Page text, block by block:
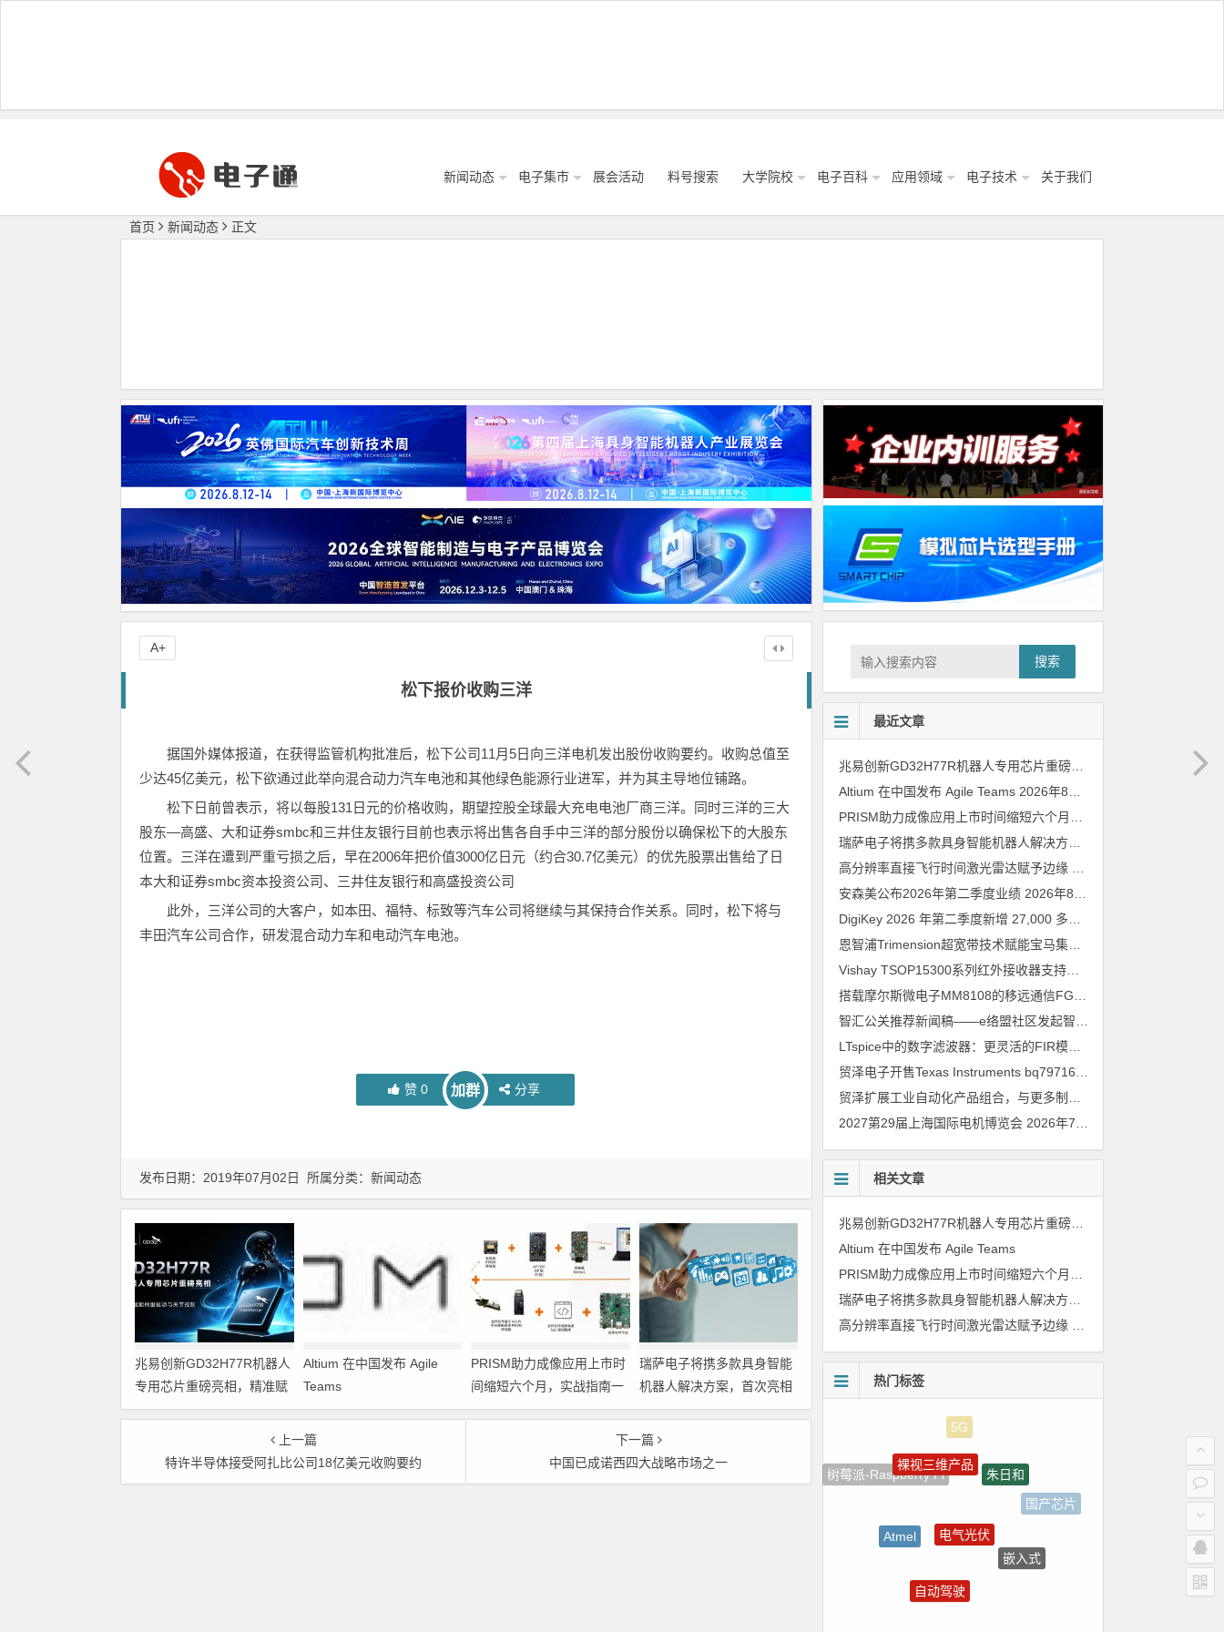
新闻动态 电子集市 展会活动 料号搜索 大学院校 电子百科 应用领域 电子技术 关于我们
首页 新闻动态 正文
松下报价收购三洋
据国外媒体报道，在获得监管机构批准后，松下公司11月5日向三洋电机发出股份收购要约。收购总值至
少达45亿美元，松下欲通过此举向混合动力汽车电池和其他绿色能源行业进军，并为其主导地位铺路。
松下日前曾表示，将以每股131日元的价格收购，期望控股全球最大充电电池厂商三洋。同时三洋的三大
股东—高盛、大和证券smbc和三井住友银行目前也表示将出售各自手中三洋的部分股份以确保松下的大股东
位置。三洋在遭到严重亏损之后，早在2006年把价值3000亿日元（约合30.7亿美元）的优先股票出售给了日
本大和证券smbc资本投资公司、三井住友银行和高盛投资公司
此外，三洋公司的大客户，如本田、福特、标致等汽车公司将继续与其保持合作关系。同时，松下将与
丰田汽车公司合作，研发混合动力车和电动汽车电池。
赞0 加群 分享
A+
发布日期：2019年07月02日 所属分类： 新闻动态
兆易创新GD32H77R机器人
专用芯片重磅亮相，精准赋
能伺服驱动与关节控制
Altium 在中国发布 Agile
Teams
PRISM助力成像应用上市时
间缩短六个月，实战指南一
文解读
瑞萨电子将携多款具身智能
机器人解决方案，首次亮相
2026中国具身智能机器人产
业大会
上一篇
特许半导体接受阿扎比公司18亿美元收购要约
下一篇
中国已成诺西四大战略市场之一
搜索
最近文章
兆易创新GD32H77R机器人专用芯片重磅亮相，精准赋能伺服驱动与关节控制
Altium 在中国发布 Agile Teams 2026年8月6日
安森美公布2026年第二季度业绩 2026年8月6日
恩智浦Trimension超宽带技术赋能宝马集团Digital Key Plus及生命体存在检测功能
Vishay TSOP15300系列红外接收器支持所有主流遥控代码
LTspice中的数字滤波器：更灵活的FIR模型
2027第29届上海国际电机博览会 2026年7月30日
相关文章
兆易创新GD32H77R机器人专用芯片重磅亮相，精准赋能伺服驱动与关节控制
Altium 在中国发布 Agile Teams
热门标签
树莓派-Raspberry Pi
裸视三维产品
朱日和
国产芯片
嵌入式
测试
自动驾驶